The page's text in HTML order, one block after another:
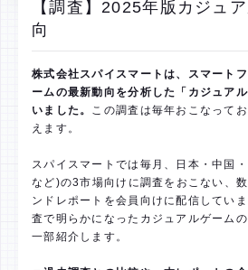
【調査】2025年版カジュ
向
株式会社スパイスマートは、スマート
ームの最新動向を分析した「カジュア
いました。 この調査は毎年おこなって
えます。
スパイスマートでは毎月、日本・中国
など)の3市場向けに調査をおこない、
ンドレポートを会員向けに配信してい
査で明らかになったカジュアルゲーム
一部紹介します。